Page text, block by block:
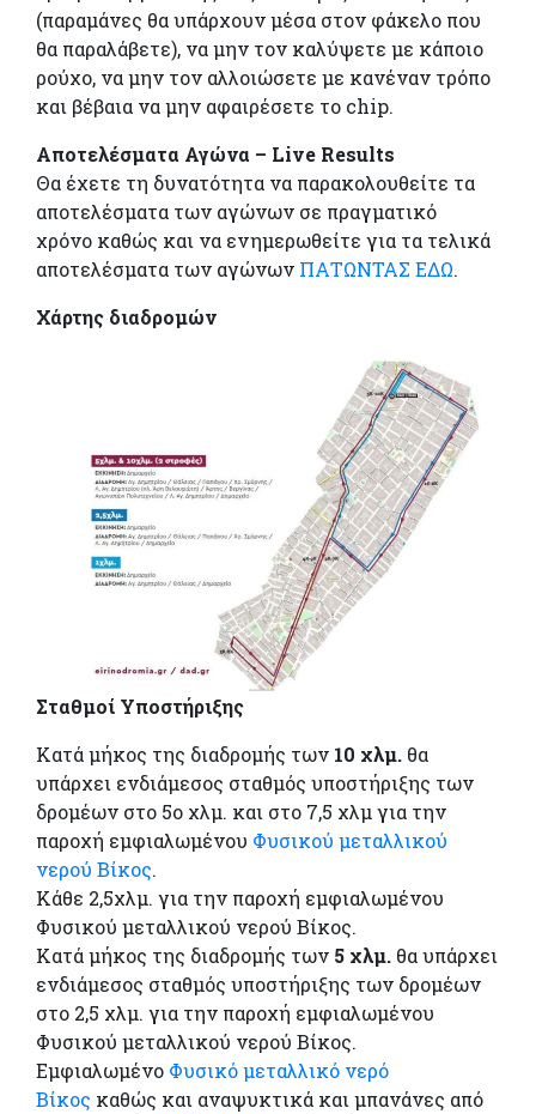
(παραμάνες θα υπάρχουν μέσα στον φάκελο που
θα παραλάβετε), να μην τον καλύψετε με κάποιο
ρούχο, να μην τον αλλοιώσετε με κανέναν τρόπο
και βέβαια να μην αφαιρέσετε το chip.
Αποτελέσματα Αγώνα – Live Results
Θα έχετε τη δυνατότητα να παρακολουθείτε τα
αποτελέσματα των αγώνων σε πραγματικό
χρόνο καθώς και να ενημερωθείτε για τα τελικά
αποτελέσματα των αγώνων ΠΑΤΩΝΤΑΣ ΕΔΩ.
Χάρτης διαδρομών
Σταθμοί Υποστήριξης
Κατά μήκος της διαδρομής των 10 χλμ. θα
υπάρχει ενδιάμεσος σταθμός υποστήριξης των
δρομέων στο 5ο χλμ. και στο 7,5 χλμ για την
παροχή εμφιαλωμένου Φυσικού μεταλλικού
νερού Βίκος.
Κάθε 2,5χλμ. για την παροχή εμφιαλωμένου
Φυσικού μεταλλικού νερού Βίκος.
Κατά μήκος της διαδρομής των 5 χλμ. θα υπάρχει
ενδιάμεσος σταθμός υποστήριξης των δρομέων
στο 2,5 χλμ. για την παροχή εμφιαλωμένου
Φυσικού μεταλλικού νερού Βίκος.
Εμφιαλωμένο Φυσικό μεταλλικό νερό
Βίκος καθώς και αναψυκτικά και μπανάνες από